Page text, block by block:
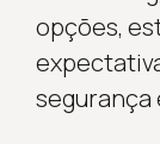
opções,
segurança